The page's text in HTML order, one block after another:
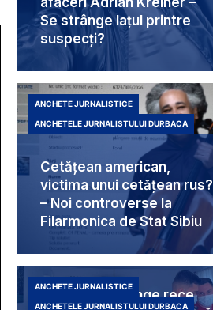
Se strânge lațul printre
suspecți?
Cetățean american,
victima unui cetățean rus?
– Noi controverse la
Filarmonica de Stat Sibiu
ANCHETE JURNALISTICE
ANCHETELE JURNALISTULUI DURBACA
Criminali cu sânge rece
ANCHETE JURNALISTICE
ANCHETELE JURNALISTULUI DURBACA